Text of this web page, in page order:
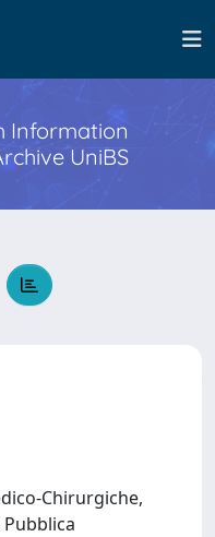
Information
UniBS
Chirurgiche,